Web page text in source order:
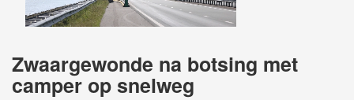
Zwaargewonde na botsing met
camper op snelweg